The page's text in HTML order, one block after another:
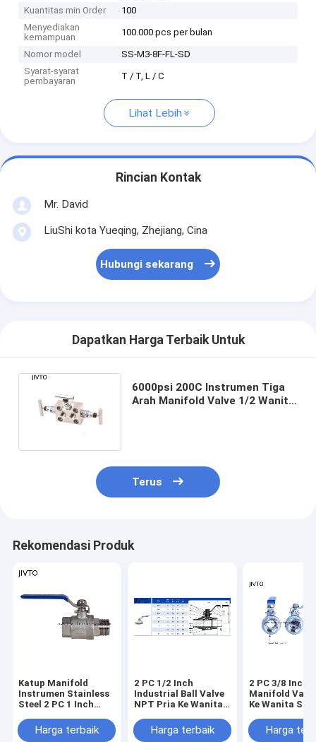
Kuantitas min Order
100
Menyediakan
kemampuan
100.000 pcs per bulan
Nomor model
SS-M3-8F-FL-SD
Syarat-syarat
pembayaran
T / T, L / C
Lihat Lebih
Rincian Kontak
Mr. David
LiuShi kota Yueqing, Zhejiang, Cina
Hubungi sekarang
Dapatkan Harga Terbaik Untuk
6000psi 200C Instrumen Tiga
Arah Manifold Valve 1/2 Wanita
Terus
Rekomendasi Produk
Katup Manifold
Instrumen Stainless
Steel 2 PC 1 Inch
Tinggi 1000 Psi
Harga terbaik
2 PC 1/2 Inch
Industrial Ball Valve
NPT Pria Ke Wanita
Harga terbaik
2 PC 3/8 Inch
Manifold
Ke Wanita
Harga